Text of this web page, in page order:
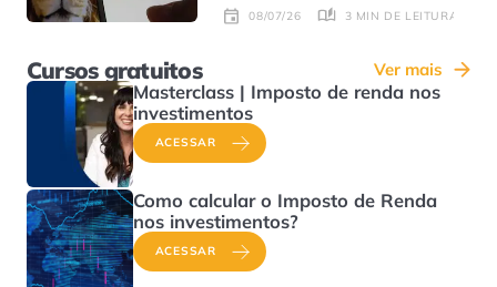
08/07/26 3 MIN DE LEITURA
Cursos gratuitos Ver mais
Masterclass | Imposto de renda nos
investimentos
ACESSAR
Como calcular o Imposto de Renda
nos investimentos?
ACESSAR